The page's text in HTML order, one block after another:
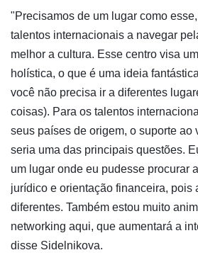
"Precisamos de um lugar como
talentos internacionais a navegar
melhor a cultura. Esse centro visa
holística, o que é uma ideia
você não precisa ir a diferentes
coisas). Para os talentos
seus países de origem, o suporte ao
seria uma das principais questões.
um lugar onde eu pudesse procurar
jurídico e orientação financeira, pois
diferentes. Também estou muito
networking aqui, que aumentará a
disse Sidelnikova.